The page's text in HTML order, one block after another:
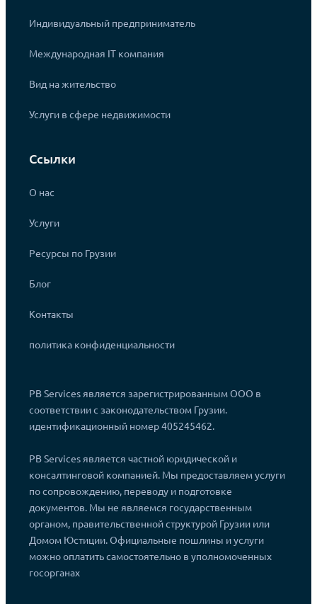
Индивидуальный предприниматель
Международная IT компания
Вид на жительство
Услуги в сфере недвижимости
Ссылки
О нас
Услуги
Ресурсы по Грузии
Блог
Контакты
политика конфиденциальности
PB Services является зарегистрированным ООО в
соответствии с законодательством Грузии.
идентификационный номер 405245462.
PB Services является частной юридической и
консалтинговой компанией. Мы предоставляем услуги
по сопровождению, переводу и подготовке
документов. Мы не являемся государственным
органом, правительственной структурой Грузии или
Домом Юстиции. Официальные пошлины и услуги
можно оплатить самостоятельно в уполномоченных
госорганах